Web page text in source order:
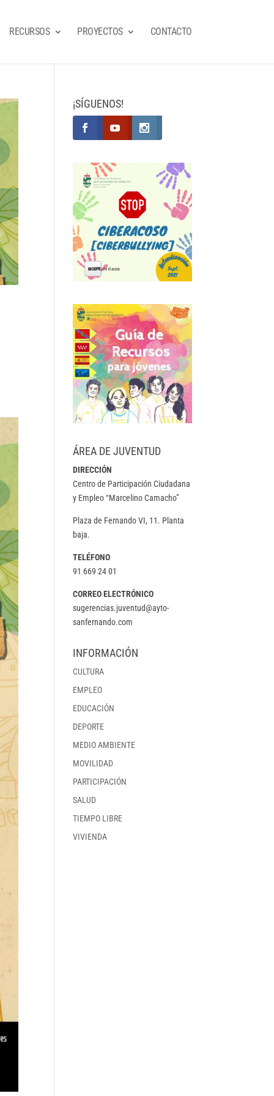
RECURSOS PROYECTOS CONTACTO
¡SÍGUENOS!
ÁREA DE JUVENTUD
DIRECCIÓN
Centro de Participación Ciudadana
y Empleo “Marcelino Camacho”
Plaza de Fernando VI, 11. Planta
baja.
TELÉFONO
91 669 24 01
CORREO ELECTRÓNICO
sugerencias.juventud@ayto-
sanfernando.com
INFORMACIÓN
CULTURA
EMPLEO
EDUCACIÓN
DEPORTE
MEDIO AMBIENTE
MOVILIDAD
PARTICIPACIÓN
SALUD
TIEMPO LIBRE
VIVIENDA